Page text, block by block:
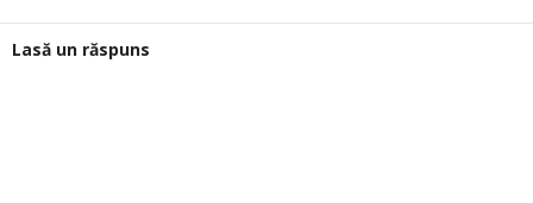
Lasă un răspuns